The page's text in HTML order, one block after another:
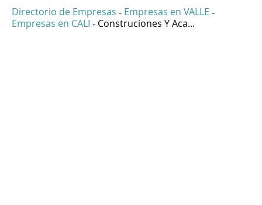
Directorio de Empresas - Empresas en VALLE -
Empresas en CALI - Construciones Y Aca...